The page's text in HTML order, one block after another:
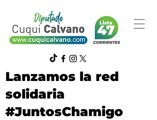
Lanzamos la red
solidaria
#JuntosChamigo